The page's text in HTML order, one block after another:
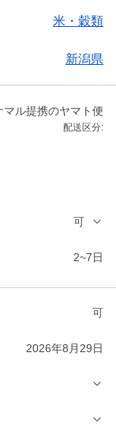
米・穀類
新潟県
マル提携のヤマト便
配送区分:
可
2~7日
可
2026年8月29日